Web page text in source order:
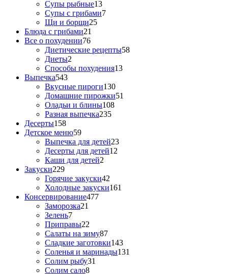
Супы рыбные13
Супы с грибами7
Щи и борщи25
Блюда с грибами21
Все о похудении76
Диетические рецепты58
Диеты2
Способы похудения13
Выпечка543
Вкусные пироги130
Домашние пирожки51
Оладьи и блины108
Разная выпечка235
Десерты158
Детское меню59
Выпечка для детей23
Десерты для детей12
Каши для детей2
Закуски229
Горячие закуски42
Холодные закуски161
Консервирование477
Заморозка21
Зелень7
Приправы22
Салаты на зиму87
Сладкие заготовки143
Соленья и маринады131
Солим рыбу31
Солим сало8